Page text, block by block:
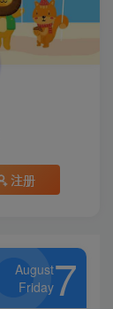
注册
August
Friday7